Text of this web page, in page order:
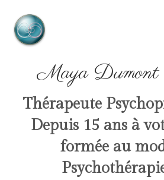
Maya
Thérapeute
Depuis 15 ans à
formée au